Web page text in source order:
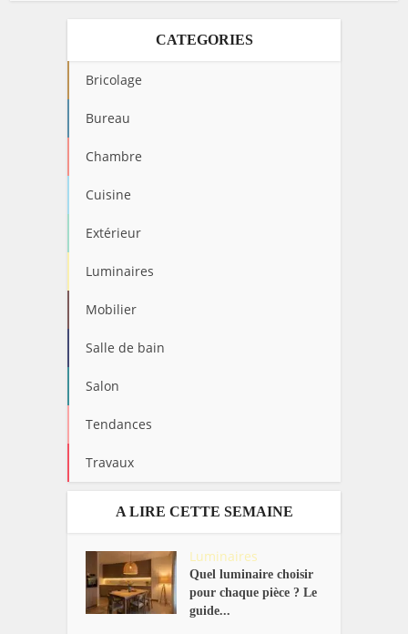
CATEGORIES
Bricolage
Bureau
Chambre
Cuisine
Extérieur
Luminaires
Mobilier
Salle de bain
Salon
Tendances
Travaux
A LIRE CETTE SEMAINE
Luminaires
Quel luminaire choisir
pour chaque pièce ? Le
guide...